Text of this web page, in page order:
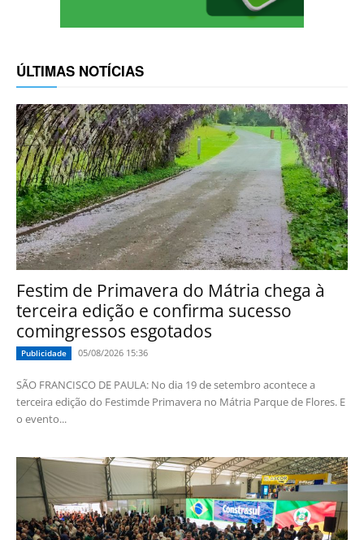
ÚLTIMAS NOTÍCIAS
Festim de Primavera do Mátria chega à
terceira edição e confirma sucesso
comingressos esgotados
Publicidade 05/08/2026 15:36
SÃO FRANCISCO DE PAULA: No dia 19 de setembro acontece a
terceira edição do Festimde Primavera no Mátria Parque de Flores. E
o evento...